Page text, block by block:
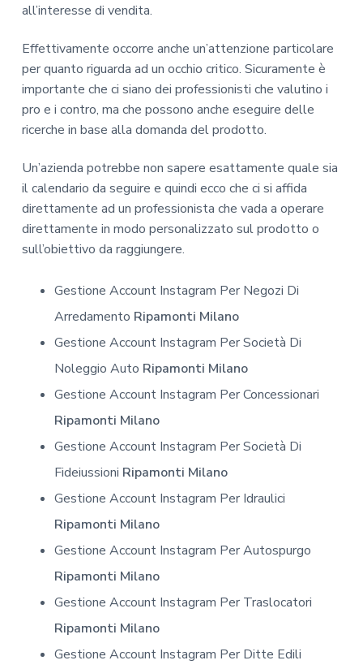
all’interesse di vendita.
Effettivamente occorre anche un’attenzione particolare
per quanto riguarda ad un occhio critico. Sicuramente è
importante che ci siano dei professionisti che valutino i
pro e i contro, ma che possono anche eseguire delle
ricerche in base alla domanda del prodotto.
Un’azienda potrebbe non sapere esattamente quale sia
il calendario da seguire e quindi ecco che ci si affida
direttamente ad un professionista che vada a operare
direttamente in modo personalizzato sul prodotto o
sull’obiettivo da raggiungere.
Gestione Account Instagram Per Negozi Di
Arredamento Ripamonti Milano
Gestione Account Instagram Per Società Di
Noleggio Auto Ripamonti Milano
Gestione Account Instagram Per Concessionari
Ripamonti Milano
Gestione Account Instagram Per Società Di
Fideiussioni Ripamonti Milano
Gestione Account Instagram Per Idraulici
Ripamonti Milano
Gestione Account Instagram Per Autospurgo
Ripamonti Milano
Gestione Account Instagram Per Traslocatori
Ripamonti Milano
Gestione Account Instagram Per Ditte Edili